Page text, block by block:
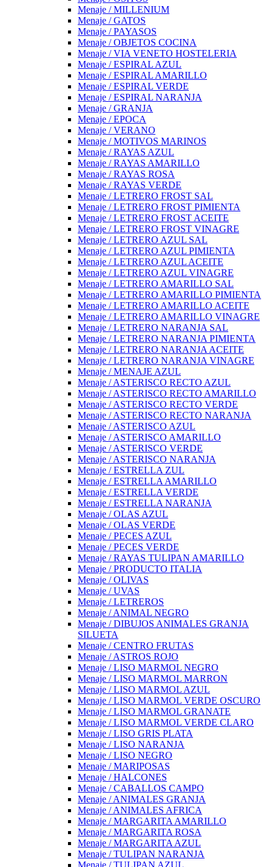
Menaje / MILLENIUM
Menaje / GATOS
Menaje / PAYASOS
Menaje / OBJETOS COCINA
Menaje / VIA VENETO HOSTELERIA
Menaje / ESPIRAL AZUL
Menaje / ESPIRAL AMARILLO
Menaje / ESPIRAL VERDE
Menaje / ESPIRAL NARANJA
Menaje / GRANJA
Menaje / EPOCA
Menaje / VERANO
Menaje / MOTIVOS MARINOS
Menaje / RAYAS AZUL
Menaje / RAYAS AMARILLO
Menaje / RAYAS ROSA
Menaje / RAYAS VERDE
Menaje / LETRERO FROST SAL
Menaje / LETRERO FROST PIMIENTA
Menaje / LETRERO FROST ACEITE
Menaje / LETRERO FROST VINAGRE
Menaje / LETRERO AZUL SAL
Menaje / LETRERO AZUL PIMIENTA
Menaje / LETRERO AZUL ACEITE
Menaje / LETRERO AZUL VINAGRE
Menaje / LETRERO AMARILLO SAL
Menaje / LETRERO AMARILLO PIMIENTA
Menaje / LETRERO AMARILLO ACEITE
Menaje / LETRERO AMARILLO VINAGRE
Menaje / LETRERO NARANJA SAL
Menaje / LETRERO NARANJA PIMIENTA
Menaje / LETRERO NARANJA ACEITE
Menaje / LETRERO NARANJA VINAGRE
Menaje / MENAJE AZUL
Menaje / ASTERISCO RECTO AZUL
Menaje / ASTERISCO RECTO AMARILLO
Menaje / ASTERISCO RECTO VERDE
Menaje / ASTERISCO RECTO NARANJA
Menaje / ASTERISCO AZUL
Menaje / ASTERISCO AMARILLO
Menaje / ASTERISCO VERDE
Menaje / ASTERISCO NARANJA
Menaje / ESTRELLA ZUL
Menaje / ESTRELLA AMARILLO
Menaje / ESTRELLA VERDE
Menaje / ESTRELLA NARANJA
Menaje / OLAS AZUL
Menaje / OLAS VERDE
Menaje / PECES AZUL
Menaje / PECES VERDE
Menaje / RAYAS TULIPAN AMARILLO
Menaje / PRODUCTO ITALIA
Menaje / OLIVAS
Menaje / UVAS
Menaje / LETREROS
Menaje / ANIMAL NEGRO
Menaje / DIBUJOS ANIMALES GRANJA
SILUETA
Menaje / CENTRO FRUTAS
Menaje / ASTROS ROJO
Menaje / LISO MARMOL NEGRO
Menaje / LISO MARMOL MARRON
Menaje / LISO MARMOL AZUL
Menaje / LISO MARMOL VERDE OSCURO
Menaje / LISO MARMOL GRANATE
Menaje / LISO MARMOL VERDE CLARO
Menaje / LISO GRIS PLATA
Menaje / LISO NARANJA
Menaje / LISO NEGRO
Menaje / MARIPOSAS
Menaje / HALCONES
Menaje / CABALLOS CAMPO
Menaje / ANIMALES GRANJA
Menaje / ANIMALES AFRICA
Menaje / MARGARITA AMARILLO
Menaje / MARGARITA ROSA
Menaje / MARGARITA AZUL
Menaje / TULIPAN NARANJA
Menaje / TULIPAN AZUL